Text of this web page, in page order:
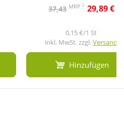
37,43 MRP 2 29,89 €
0,15 €/1 St
inkl. MwSt. zzgl.Versand
Hinzufügen